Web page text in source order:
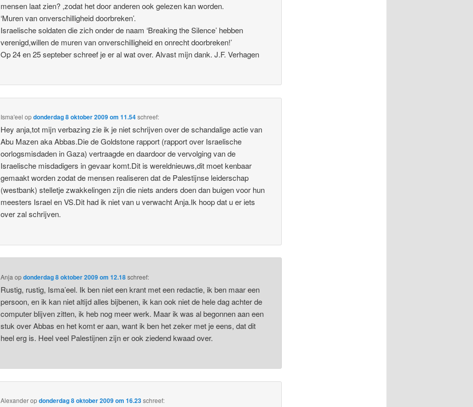
mensen laat zien? ,zodat het door anderen ook gelezen kan worden.
‘Muren van onverschilligheid doorbreken’.
Israelische soldaten die zich onder de naam ‘Breaking the Silence’ hebben
verenigd,willen de muren van onverschilligheid en onrecht doorbreken!’
Op 24 en 25 septeber schreef je er al wat over. Alvast mijn dank. J.F. Verhagen
Isma'eel opdonderdag 8 oktober 2009 om 11.54schreef:
Hey anja,tot mijn verbazing zie ik je niet schrijven over de schandalige actie van
Abu Mazen aka Abbas.Die de Goldstone rapport (rapport over Israelische
oorlogsmisdaden in Gaza) vertraagde en daardoor de vervolging van de
Israelische misdadigers in gevaar komt.Dit is wereldnieuws,dit moet kenbaar
gemaakt worden zodat de mensen realiseren dat de Palestijnse leiderschap
(westbank) stelletje zwakkelingen zijn die niets anders doen dan buigen voor hun
meesters Israel en VS.Dit had ik niet van u verwacht Anja.Ik hoop dat u er iets
over zal schrijven.
Anja opdonderdag 8 oktober 2009 om 12.18schreef:
Rustig, rustig, Isma’eel. Ik ben niet een krant met een redactie, ik ben maar een
persoon, en ik kan niet altijd alles bijbenen, ik kan ook niet de hele dag achter de
computer blijven zitten, ik heb nog meer werk. Maar ik was al begonnen aan een
stuk over Abbas en het komt er aan, want ik ben het zeker met je eens, dat dit
heel erg is. Heel veel Palestijnen zijn er ook ziedend kwaad over.
Alexanderopdonderdag 8 oktober 2009 om 16.23schreef: